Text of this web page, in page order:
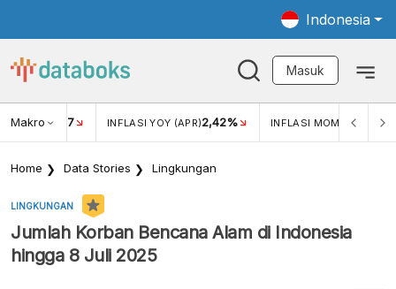
Indonesia
Masuk
Makro
USD/IDR 17 INFLASI YOY (APR)2,42% INFLASI MOM (MAR)
Home Data Stories Lingkungan
LINGKUNGAN
Jumlah Korban Bencana Alam di Indonesia
hingga 8 Juli 2025